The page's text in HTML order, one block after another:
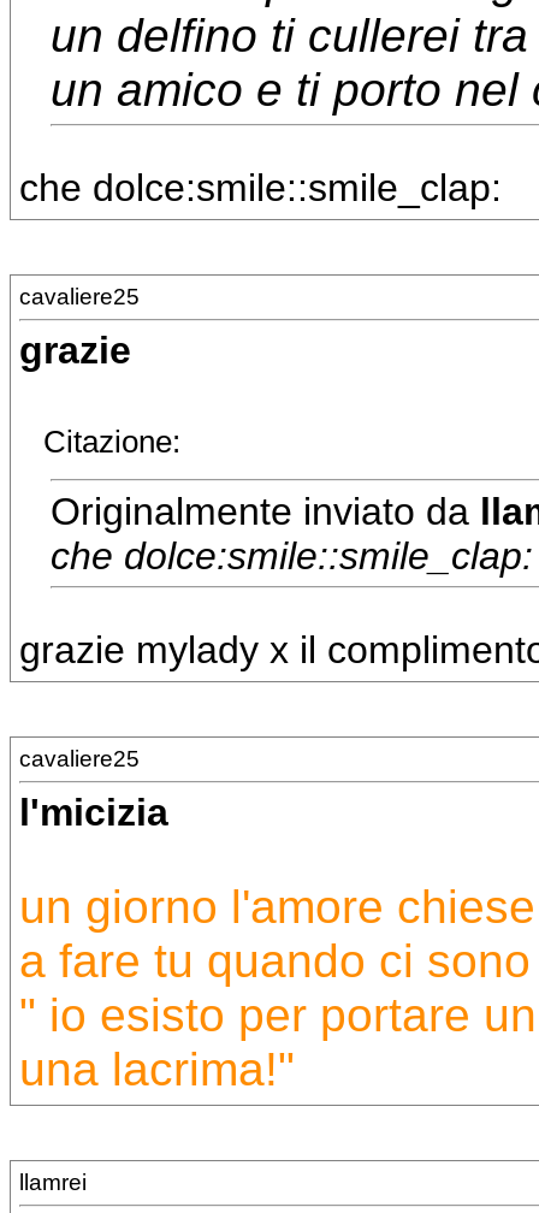
un delfino ti cullerei
un amico e ti porto nel
che dolce:smile::smile_clap:
cavaliere25
grazie
Citazione:
Originalmente inviato da
che dolce:smile::smile_clap:
grazie mylady x il
cavaliere25
l'micizia
un giorno l'amore
a fare tu quando ci
" io esisto per portare
una lacrima!"
llamrei